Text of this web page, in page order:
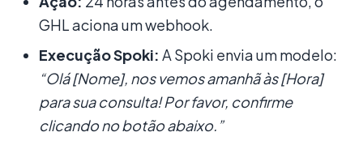
GHL aciona um webhook.
Execução Spoki: A Spoki envia um modelo:
“Olá [Nome], nos vemos amanhã às [Hora]
para sua consulta! Por favor, confirme
clicando no botão abaixo.”